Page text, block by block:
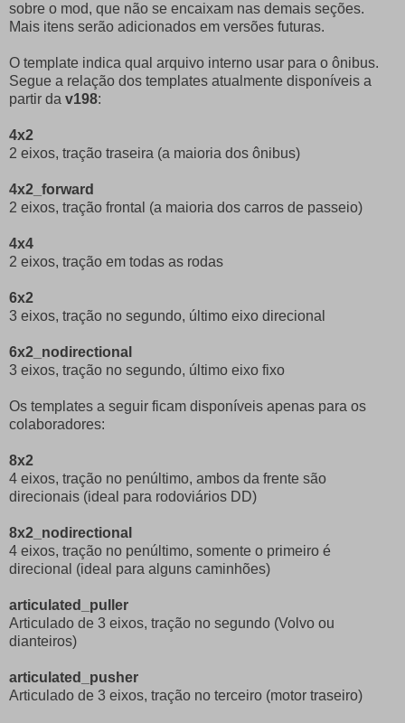
sobre o mod, que não se encaixam nas demais seções.
Mais itens serão adicionados em versões futuras.
O template indica qual arquivo interno usar para o ônibus.
Segue a relação dos templates atualmente disponíveis a
partir da v198:
4x2
2 eixos, tração traseira (a maioria dos ônibus)
4x2_forward
2 eixos, tração frontal (a maioria dos carros de passeio)
4x4
2 eixos, tração em todas as rodas
6x2
3 eixos, tração no segundo, último eixo direcional
6x2_nodirectional
3 eixos, tração no segundo, último eixo fixo
Os templates a seguir ficam disponíveis apenas para os
colaboradores:
8x2
4 eixos, tração no penúltimo, ambos da frente são
direcionais (ideal para rodoviários DD)
8x2_nodirectional
4 eixos, tração no penúltimo, somente o primeiro é
direcional (ideal para alguns caminhões)
articulated_puller
Articulado de 3 eixos, tração no segundo (Volvo ou
dianteiros)
articulated_pusher
Articulado de 3 eixos, tração no terceiro (motor traseiro)